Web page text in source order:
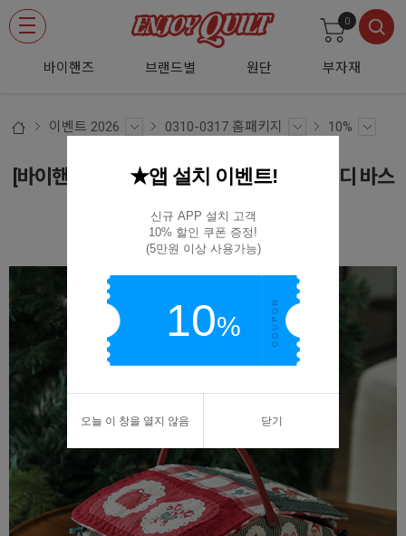
바이핸즈 브랜드별 원단 부자재
0
이벤트 2026 0310-0317 홈패키지 10%
[바이핸즈] 퀼트패키지 소품 - 크리스마스 캔디 바스
BYP-2932
★앱 설치 이벤트!
신규 APP 설치 고객
10% 할인 쿠폰 증정!
(5만원 이상 사용가능)
10%
오늘 이 창을 열지 않음 닫기